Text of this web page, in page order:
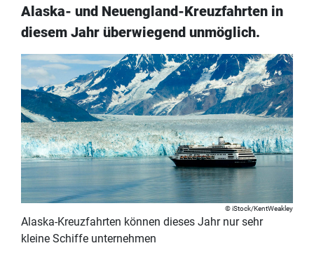
Alaska- und Neuengland-Kreuzfahrten in
diesem Jahr überwiegend unmöglich.
iStock/KentWeakley
Alaska-Kreuzfahrten können dieses Jahr nur sehr
kleine Schiffe unternehmen